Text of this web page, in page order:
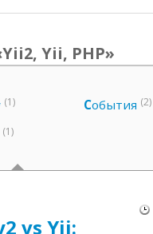
Yii, PHP»
(1)
(1)
События (2)
vs Yii: